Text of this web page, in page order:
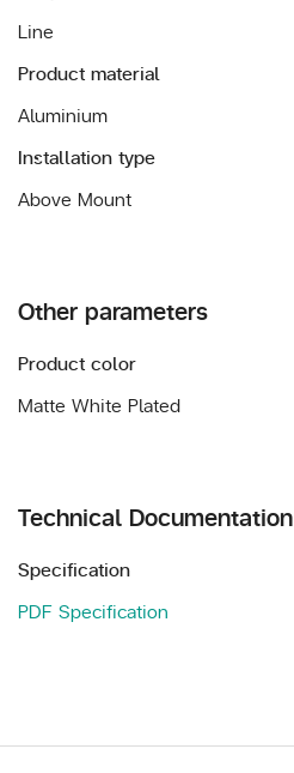
Line
Product material
Aluminium
Installation type
Above Mount
Other parameters
Product color
Matte White Plated
Technical Documentation
Specification
PDF Specification